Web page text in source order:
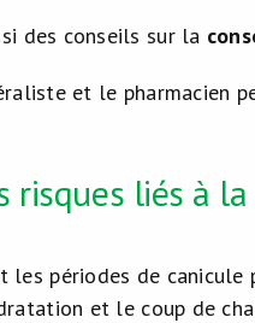
des conseils sur la
et le pharmacien
risques liés à
les périodes de
et le coup de